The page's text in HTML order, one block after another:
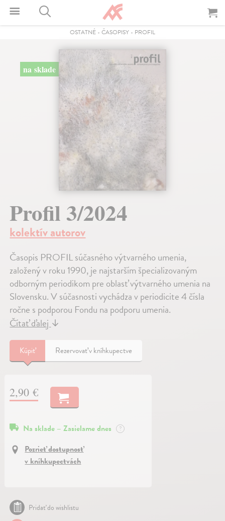
OSTATNÉ - ČASOPISY - PROFIL
na sklade
Profil 3/2024
kolektív autorov
Časopis PROFIL súčasného výtvarného umenia,
založený v roku 1990, je najstarším špecializovaným
odborným periodikom pre oblasť výtvarného umenia na
Slovensku. V súčasnosti vychádza v periodicite 4 čísla
ročne s podporou Fondu na podporu umenia.
Čítať ďalej↓
Kúpiť Rezervovať v kníhkupectve
2,90 €
Na sklade – Zasielame dnes ?
Pozrieť dostupnosť
v kníhkupectvách
Pridať do wishlistu